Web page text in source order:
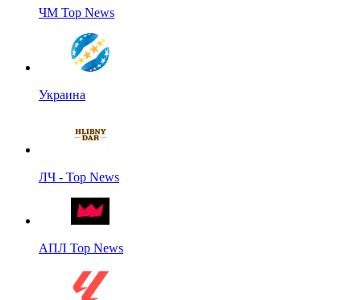
ЧМ Top News
Украина
ЛЧ - Top News
АПЛ Top News